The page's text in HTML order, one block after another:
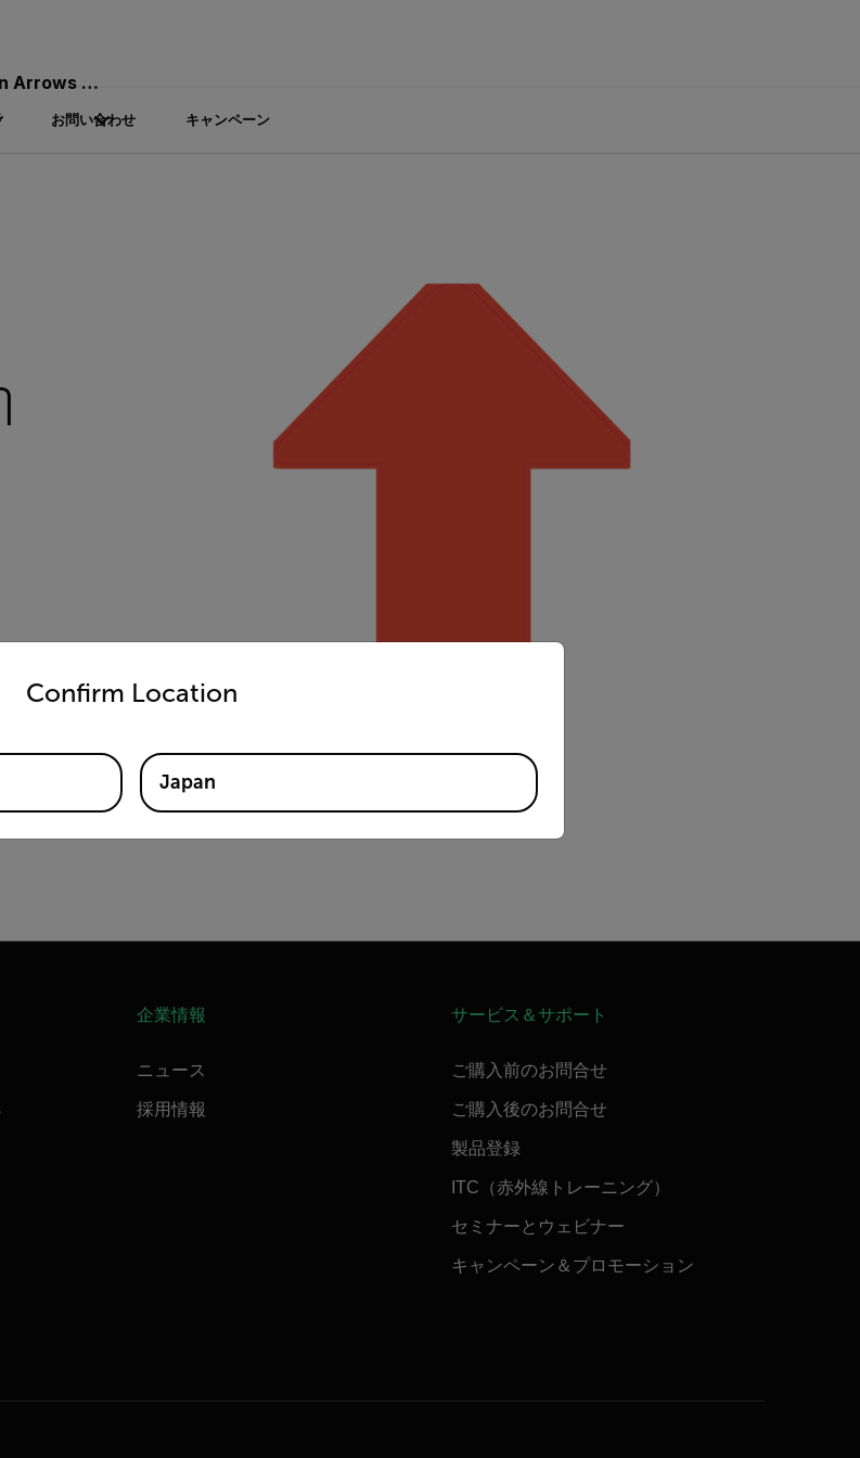
お問い合わせ キャンペーン
(T131178)
企業情報
ニュース
採用情報
サービス＆サポート
ご購入前のお問合せ
ご購入後のお問合せ
製品登録
ITC（赤外線トレーニング）
セミナーとウェビナー
キャンペーン＆プロモーション
Confirm Location
from the options below to access the appropriate version of our website.
Japan